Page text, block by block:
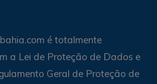
é totalmente
a Lei de Proteção de Dados e
Geral de Proteção de